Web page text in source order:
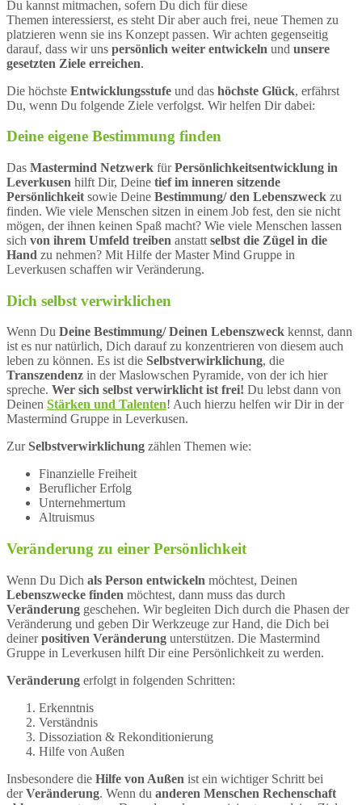
Du kannst mitmachen, sofern Du dich für diese
Themen interessierst, es steht Dir aber auch frei, neue Themen zu
platzieren wenn sie ins Konzept passen. Wir achten gegenseitig
darauf, dass wir uns persönlich weiter entwickeln und unsere
gesetzten Ziele erreichen.
Die höchste Entwicklungsstufe und das höchste Glück, erfährst
Du, wenn Du folgende Ziele verfolgst. Wir helfen Dir dabei:
Deine eigene Bestimmung finden
Das Mastermind Netzwerk fürPersönlichkeitsentwicklung in
Leverkusen hilft Dir, Deine tief im inneren sitzende
Persönlichkeit sowie Deine Bestimmung/ den Lebenszweck zu
finden. Wie viele Menschen sitzen in einem Job fest, den sie nicht
mögen, der ihnen keinen Spaß macht? Wie viele Menschen lassen
sich von ihrem Umfeld treiben anstatt selbst die Zügel in die
Hand zu nehmen? Mit Hilfe der Master Mind Gruppe in
Leverkusen schaffen wir Veränderung.
Dich selbst verwirklichen
Wenn Du Deine Bestimmung/ Deinen Lebenszweck kennst, dann
ist es nur natürlich, Dich darauf zu konzentrieren von diesem auch
leben zu können. Es ist die Selbstverwirklichung, die
Transzendenz in der Maslowschen Pyramide, von der ich hier
spreche. Wer sich selbst verwirklicht ist frei! Du lebst dann von
Deinen Stärken und Talenten! Auch hierzu helfen wir Dir in der
Mastermind Gruppe in Leverkusen.
ZurSelbstverwirklichung zählen Themen wie:
Finanzielle Freiheit
Beruflicher Erfolg
Unternehmertum
Altruismus
Veränderung zu einer Persönlichkeit
Wenn Du Dich als Person entwickeln möchtest, Deinen
Lebenszwecke finden möchtest, dann muss das durch
Veränderung geschehen. Wir begleiten Dich durch die Phasen der
Veränderung und geben Dir Werkzeuge zur Hand, die Dich bei
deinerpositiven Veränderung unterstützen. Die Mastermind
Gruppe in Leverkusen hilft Dir eine Persönlichkeit zu werden.
Veränderung erfolgt in folgenden Schritten:
Erkenntnis
Verständnis
Dissoziation & Rekonditionierung
Hilfe von Außen
Insbesondere die Hilfe von Außen ist ein wichtiger Schritt bei
derVeränderung. Wenn du anderen Menschen Rechenschaft